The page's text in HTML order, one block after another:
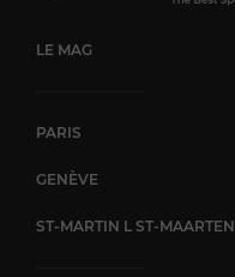
LE MAG
PARIS
GENÈVE
ST-MARTIN L ST-MAARTEN